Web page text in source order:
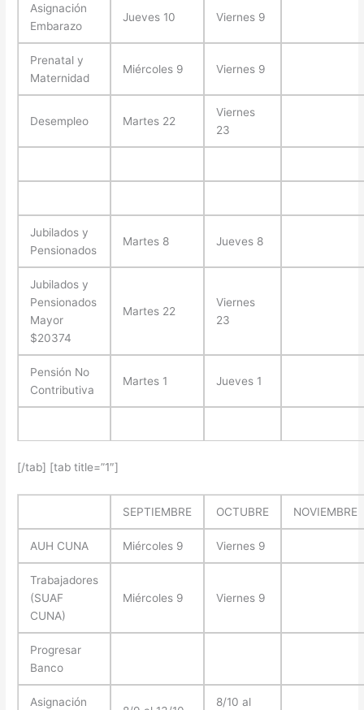
Asignación
Embarazo
Jueves 10 Viernes 9
Prenatal y
Maternidad
Miércoles 9 Viernes 9
Desempleo Martes 22
Viernes
23
Jubilados y
Pensionados
Martes 8 Jueves 8
Jubilados y
Pensionados
Mayor
$20374
Martes 22
Viernes
23
Pensión No
Contributiva
Martes 1 Jueves 1
[/tab] [tab title=”1″]
SEPTIEMBRE OCTUBRE NOVIEMBRE
AUH CUNA Miércoles 9 Viernes 9
Trabajadores
(SUAF
CUNA)
Miércoles 9 Viernes 9
Progresar
Banco
Asignación
8/10 al